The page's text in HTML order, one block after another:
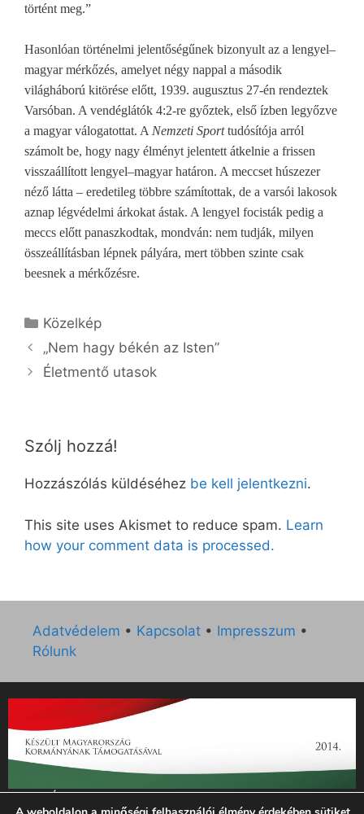
történt meg.”
Hasonlóan történelmi jelentőségűnek bizonyult az a lengyel–
magyar mérkőzés, amelyet négy nappal a második
világháború kitörése előtt, 1939. augusztus 27-én rendeztek
Varsóban. A vendéglátók 4:2-re győztek, első ízben legyőzve
a magyar válogatottat. A Nemzeti Sporttudósítója arról
számolt be, hogy nagy élményt jelentett átkelnie a frissen
visszaállított lengyel–magyar határon. A meccset húszezer
néző látta – eredetileg többre számítottak, de a varsói lakosok
aznap légvédelmi árkokat ástak. A lengyel focisták pedig a
meccs előtt panaszkodtak, mondván: nem tudják, milyen
összeállításban lépnek pályára, mert többen szinte csak
beesnek a mérkőzésre.
Kategória
Közelkép
„Nem hagy békén az Isten”
Életmentő utasok
Szólj hozzá!
Hozzászólás küldéséhez be kell jelentkezni.
This site uses Akismet to reduce spam. Learn
how your comment data is processed.
Adatvédelem • Kapcsolat • Impresszum •
Rólunk
„Az Új Ember katolikus hetilap 2014. évi működésének